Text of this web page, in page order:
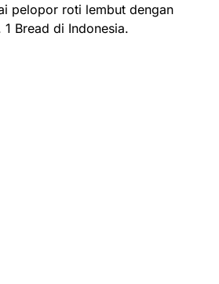
pelopor roti lembut dengan
1 Bread di Indonesia.